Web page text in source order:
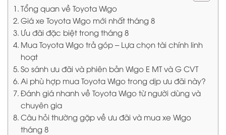
Tổng quan về Toyota Wigo
Giá xe Toyota Wigo mới nhất tháng 8
Ưu đãi đặc biệt trong tháng 8
Mua Toyota Wigo trả góp – Lựa chọn tài chính linh
hoạt
So sánh ưu đãi và phiên bản Wigo E MT và G CVT
Ai phù hợp mua Toyota Wigo trong dịp ưu đãi này?
Đánh giá nhanh về Toyota Wigo từ người dùng và
chuyên gia
Câu hỏi thường gặp về ưu đãi và mua xe Wigo
tháng 8